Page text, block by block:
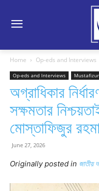
Home Op-eds and Interviews
Op-eds and Interviews
অগ্রাধিকার
সক্ষমতার
মোস্তাফিজুর
June 27, 2026
Originally posted in জাতীয়